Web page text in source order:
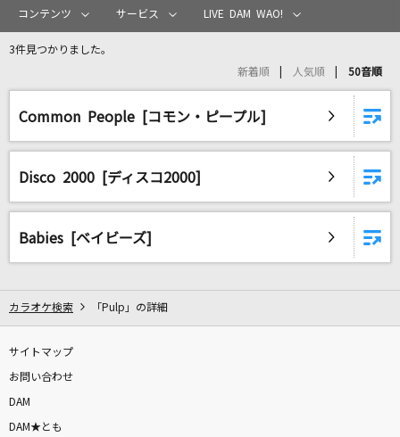
カラオケリクエスト
リアルタイムで歌われている曲の一覧
[生音]ボクノート
スキマスイッチ
なんでもないよ、
マカロニえんぴつ
[生音]HOT LIMIT
T.M.Revolution
骨
コンテンツ サービス LIVE DAM WAO!
3件見つかりました。
新着順 人気順 50音順
Common People [コモン・ピープル]
Disco 2000 [ディスコ2000]
Babies [ベイビーズ]
カラオケ検索 「Pulp」の詳細
サイトマップ
お問い合わせ
DAM
DAM★とも